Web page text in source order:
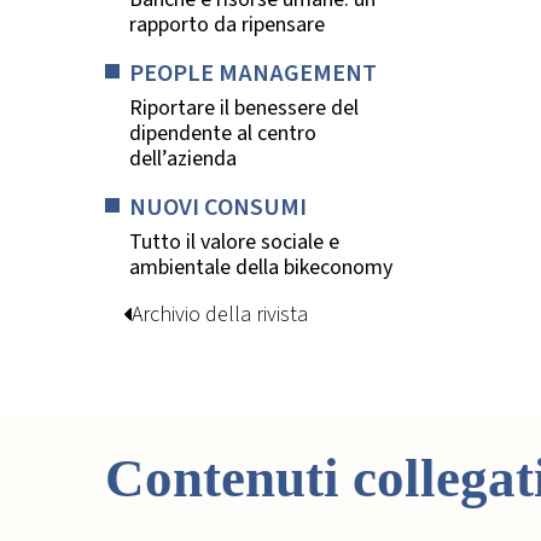
rapporto da ripensare
PEOPLE MANAGEMENT
Riportare il benessere del
dipendente al centro
dell’azienda
NUOVI CONSUMI
Tutto il valore sociale e
ambientale della bikeconomy
Archivio della rivista
Contenuti